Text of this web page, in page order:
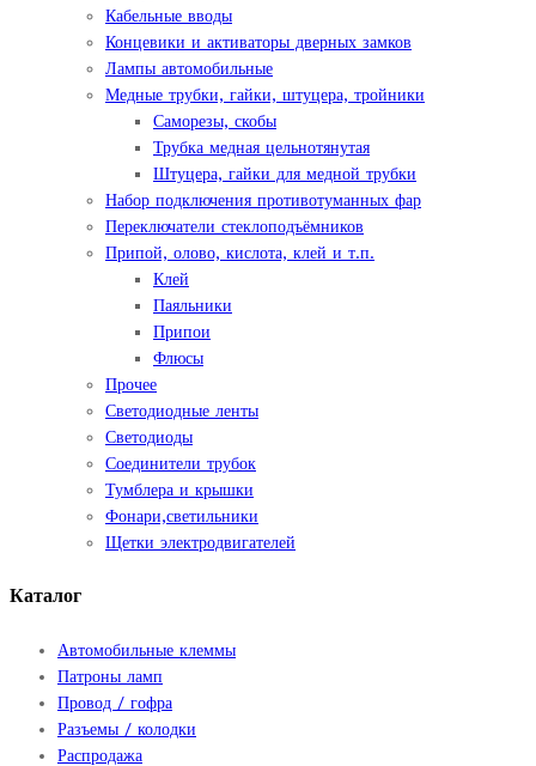
Кабельные вводы
Концевики и активаторы дверных замков
Лампы автомобильные
Медные трубки, гайки, штуцера, тройники
Саморезы, скобы
Трубка медная цельнотянутая
Штуцера, гайки для медной трубки
Набор подключения противотуманных фар
Переключатели стеклоподъёмников
Припой, олово, кислота, клей и т.п.
Клей
Паяльники
Припои
Флюсы
Прочее
Светодиодные ленты
Светодиоды
Соединители трубок
Тумблера и крышки
Фонари,светильники
Щетки электродвигателей
Каталог
Автомобильные клеммы
Патроны ламп
Провод / гофра
Разъемы / колодки
Распродажа